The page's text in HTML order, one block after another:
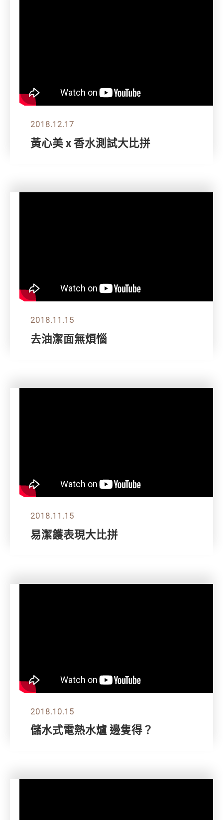
2018.12.17
黃心美 x 香水測試大比拼
2018.11.15
去油潔面無煩惱
2018.11.15
易潔鑊表現大比拼
2018.10.15
儲水式電熱水爐 邊隻得？